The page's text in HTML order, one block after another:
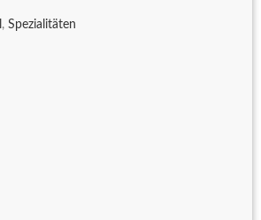
, Spezialitäten